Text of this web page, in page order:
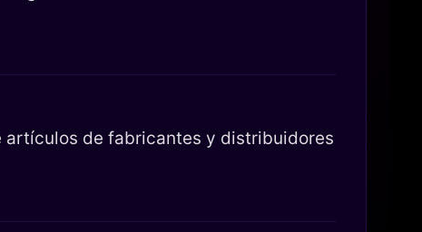
artículos de fabricantes y distribuidores